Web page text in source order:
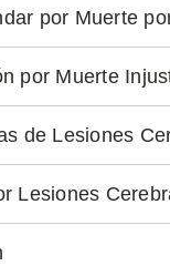
por Muerte
por Muerte
de Lesiones
Lesiones